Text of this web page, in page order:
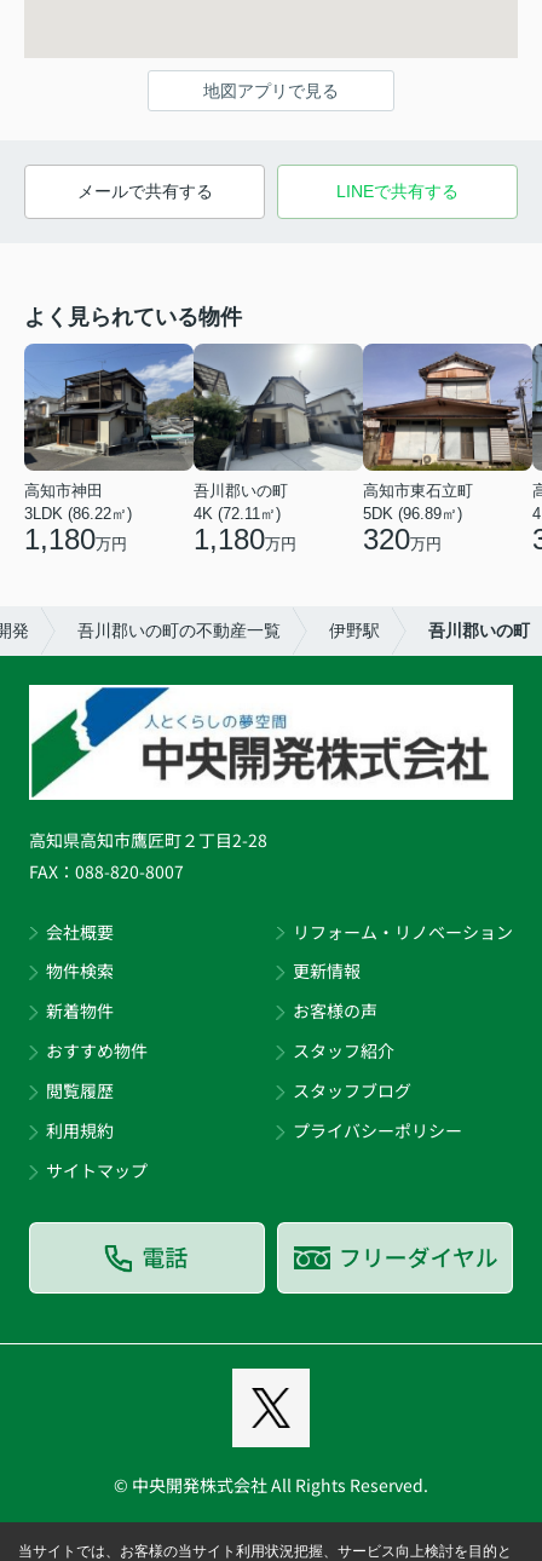
地図アプリで見る
メールで共有する LINEで共有する
よく見られている物件
高知市神田
3LDK (86.22㎡)
1,180万円
吾川郡いの町
4K (72.11㎡)
1,180万円
高知市東石立町
5DK (96.89㎡)
320万円
発 吾川郡いの町の不動産一覧 伊野駅 吾川郡いの町
高知県高知市鷹匠町２丁目2-28
FAX： 088-820-8007
会社概要
物件検索
新着物件
おすすめ物件
閲覧履歴
利用規約
サイトマップ
リフォーム・リノベーション
更新情報
お客様の声
スタッフ紹介
スタッフブログ
プライバシーポリシー
© 中央開発株式会社 All Rights Reserved.
当サイトでは、お客様の当サイト利用状況把握、サービス向上検討を目的と